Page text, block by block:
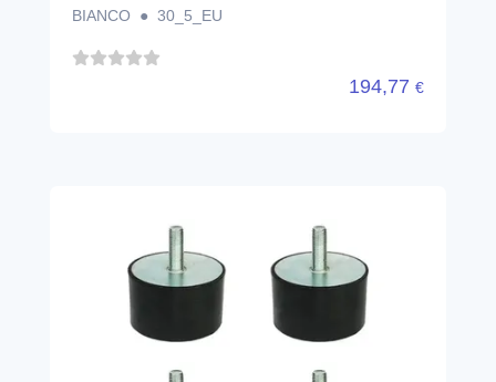
BIANCO ● 30_5_EU
194,77 €